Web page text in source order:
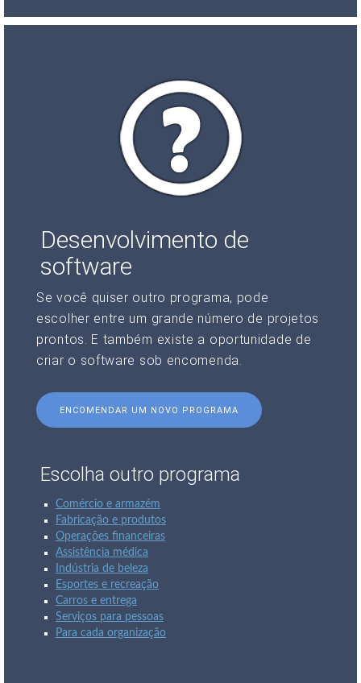
Desenvolvimento de
software
Se você quiser outro programa, pode
escolher entre um grande número de projetos
prontos. E também existe a oportunidade de
criar o software sob encomenda.
ENCOMENDAR UM NOVO PROGRAMA
Escolha outro programa
Comércio e armazém
Fabricação e produtos
Operações financeiras
Assistência médica
Indústria de beleza
Esportes e recreação
Carros e entrega
Serviços para pessoas
Para cada organização